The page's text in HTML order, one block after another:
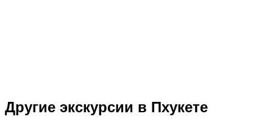
Другие экскурсии в Пхукете